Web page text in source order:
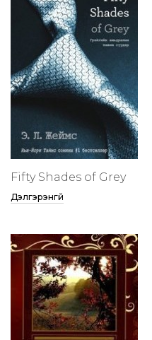
Fifty Shades of Grey
Дэлгэрэнгүй